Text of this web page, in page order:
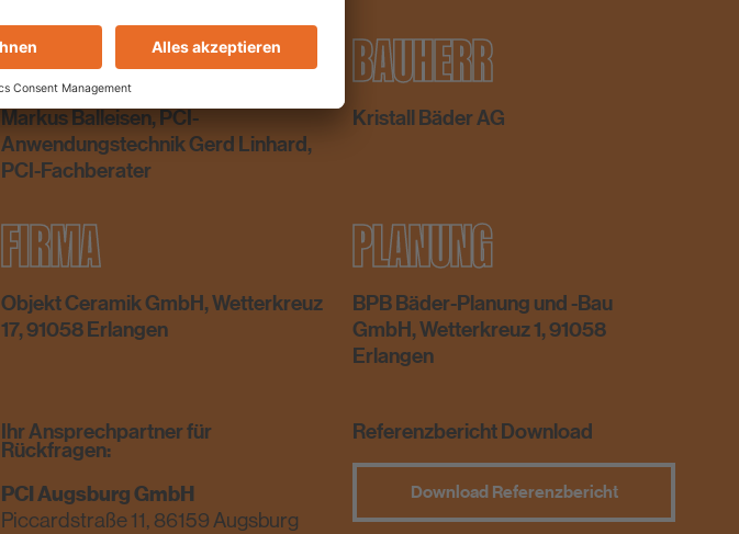
FACHBERATUNG
Markus Balleisen, PCI-
Anwendungstechnik Gerd Linhard,
PCI-Fachberater
BAUHERR
Kristall Bäder AG
FIRMA
Objekt Ceramik GmbH, Wetterkreuz
17, 91058 Erlangen
PLANUNG
BPB Bäder-Planung und -Bau
GmbH, Wetterkreuz 1, 91058
Erlangen
Ihr Ansprechpartner für
Rückfragen:
PCI Augsburg GmbH
Piccardstraße 11, 86159 Augsburg
Referenzbericht Download
Download Referenzbericht